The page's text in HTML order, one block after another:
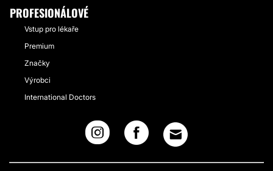
PROFESIONÁLOVÉ
Vstup pro lékaře
Premium
Značky
Výrobci
International Doctors